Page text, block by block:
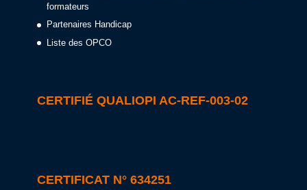
formateurs
Partenaires Handicap
Liste des OPCO
CERTIFIÉ QUALIOPI AC-REF-003-02
CERTIFICAT N° 634251